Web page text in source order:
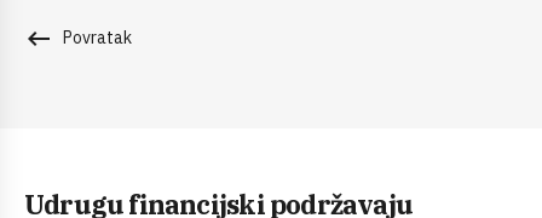
keyboard_backspace Povratak
Udrugu financijski podržavaju